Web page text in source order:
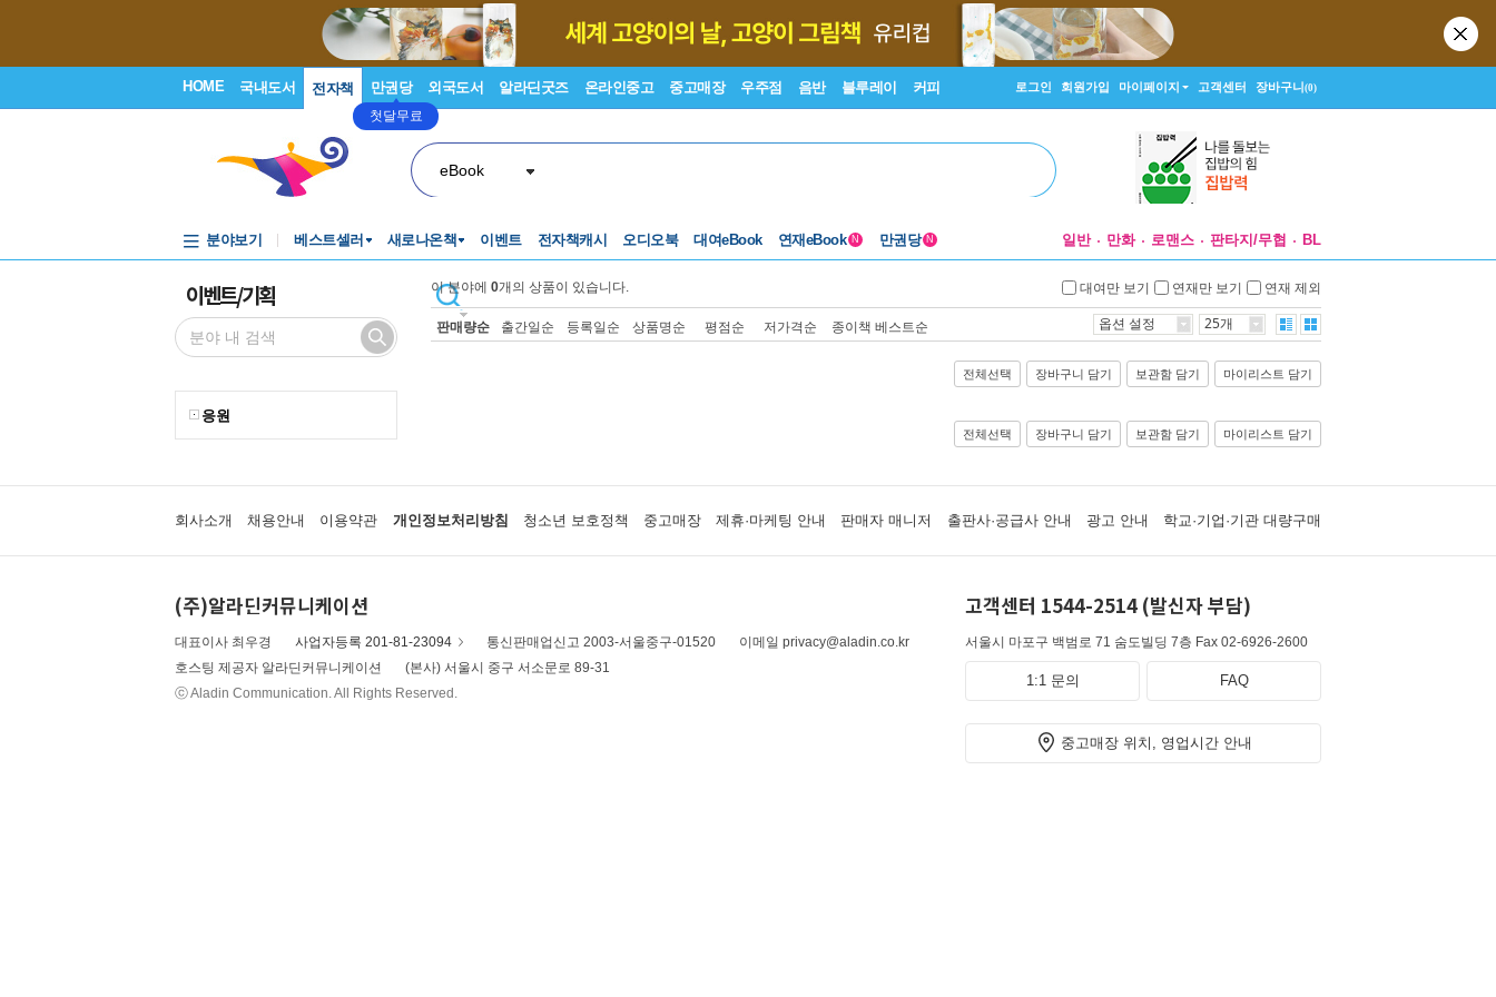
HOME 국내도서 전자책 만권당
첫달무료
외국도서 알라딘굿즈 온라인중고 중고매장 우주점 음반 블루레이 커피 로그인 회원가입 마이페이지 고객센터 장바구니(0)
eBook
분야보기 베스트셀러 새로나온책 이벤트 전자책캐시 오디오북 대여eBook 연재eBook N 만권당 N 일반 만화 로맨스 판타지/무협 BL
이벤트/기획
응원
이 분야에 0개의 상품이 있습니다. 대여만 보기 연재만 보기 연재 제외
판매량순 출간일순 등록일순 상품명순 평점순 저가격순 종이책 베스트순 옵션 설정 25개
전체선택 장바구니 담기 보관함 담기 마이리스트 담기
전체선택 장바구니 담기 보관함 담기 마이리스트 담기
회사소개 채용안내 이용약관 개인정보처리방침 청소년 보호정책 중고매장 제휴·마케팅 안내 판매자 매니저 출판사·공급사 안내 광고 안내 학교·기업·기관 대량구매
(주)알라딘커뮤니케이션
대표이사 최우경 사업자등록 201-81-23094 통신판매업신고 2003-서울중구-01520
이메일 privacy@aladin.co.kr
호스팅 제공자 알라딘커뮤니케이션
(본사) 서울시 중구 서소문로 89-31
ⓒ Aladin Communication. All Rights Reserved.
고객센터 1544-2514 (발신자 부담)
서울시 마포구 백범로 71 숨도빌딩 7층 Fax 02-6926-2600
1:1 문의 FAQ
중고매장 위치, 영업시간 안내